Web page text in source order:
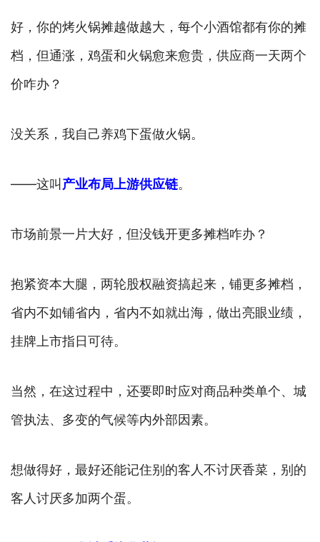
好，你的烤火锅摊越做越大，每个小酒馆都有你的摊
档，但通涨，鸡蛋和火锅愈来愈贵，供应商一天两个
价咋办？
没关系，我自己养鸡下蛋做火锅。
——这叫 产业布局上游供应链。
市场前景一片大好，但没钱开更多摊档咋办？
抱紧资本大腿，两轮股权融资搞起来，铺更多摊档，
省内不如铺省内，省内不如就出海，做出亮眼业绩，
挂牌上市指日可待。
当然，在这过程中，还要即时应对商品种类单个、城
管执法、多变的气候等内外部因素。
想做得好，最好还能记住别的客人不讨厌香菜，别的
客人讨厌多加两个蛋。